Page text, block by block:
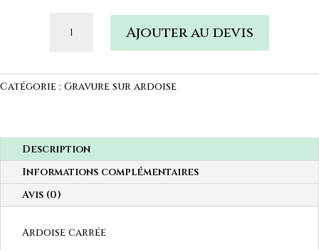
Ajouter au devis
Catégorie : Gravure sur ardoise
Description
Informations complémentaires
Avis (0)
Ardoise carrée